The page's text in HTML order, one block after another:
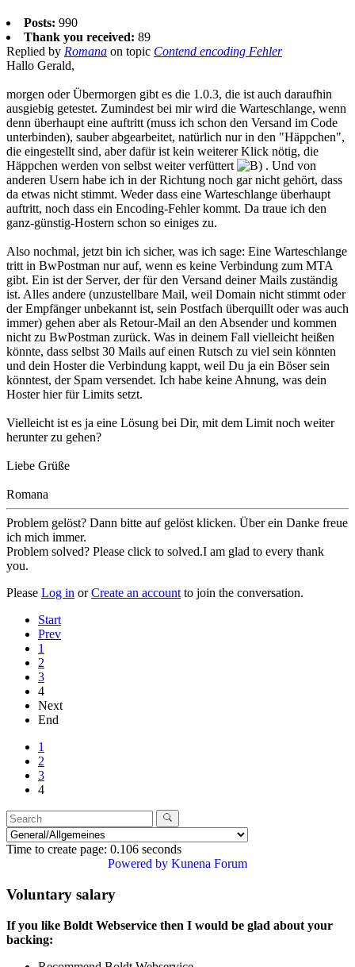
Posts: 990
Thank you received: 89
Replied by Romana on topic Contend encoding Fehler
Hallo Gerald,
morgen oder Übermorgen gibt es die 1.0.3, die ist auch daraufhin
ausgiebig getestet. Zumindest bei mir wird die Warteschlange, wenn
denn überhaupt eine auftritt (muss ich schon den Versand im Code
unterbinden), sauber abgearbeitet, natürlich nur in den "Häppchen",
die eingestellt sind, aber dafür ist kein weiterer Klick nötig, die
Häppchen werden von selbst weiter verfüttert
. Und von
anderen Usern habe ich in der Richtung noch gar nicht gehört, dass
da etwas nicht stimmt. Weder dass eine Warteschlange überhaupt
auftritt, noch dass ein Encoding-Fehler kommt. Da traue ich den
ganz-günstig-Hostern schon so einiges zu.
Also nochmal, jetzt bin ich sicher, was ich sage: Eine Warteschlange
tritt in BwPostman nur auf, wenn es keine Verbindung zum MTA
gibt. Ein ist der Server, der für den Versand deiner Mails zuständig
ist. Alles andere (unzustellbare Mail, weil Domain nicht stimmt oder
der Empfänger unbekannt ist, sein Postfach überquillt oder was auch
immer) gehen aber als Retour-Mail an den Absender und kommen
nicht zu BwPostman zurück. Was in deinem Fall vielleicht heißen
könnte, dass selbst 30 Mails auf einen Rutsch zu viel sein könnten
und dein Hoster die Verbindung kappt, weil Du ja ein Böser sein
könntest, der Spam versendet. Ich habe keine Ahnung, was dein
Hoster hier für Limits setzt.
Vielleicht ist es ja eine Lösung bei Dir, mit dem Limit noch weiter
herunter zu gehen?
Liebe Grüße
Romana
Problem gelöst? Dann bitte auf gelöst klicken. Über ein Danke freue
ich mich immer.
Problem solved? Please click to solved.I am glad to every thank
you.
Please Log in orCreate an account to join the conversation.
Start
Prev
1
2
3
4
Next
End
1
2
3
4
Time to create page: 0.106 seconds
Powered by Kunena Forum
Voluntary salary
If you like Boldt Webservice then I would be glad about your
backing: